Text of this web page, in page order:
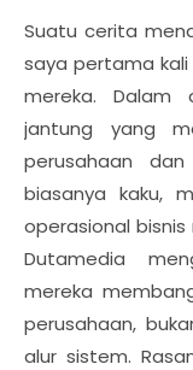
Suatu cerita
saya pertama
mereka. Dalam
jantung yang
perusahaan
biasanya kaku,
operasional
Dutamedia
mereka
perusahaan,
alur sistem.